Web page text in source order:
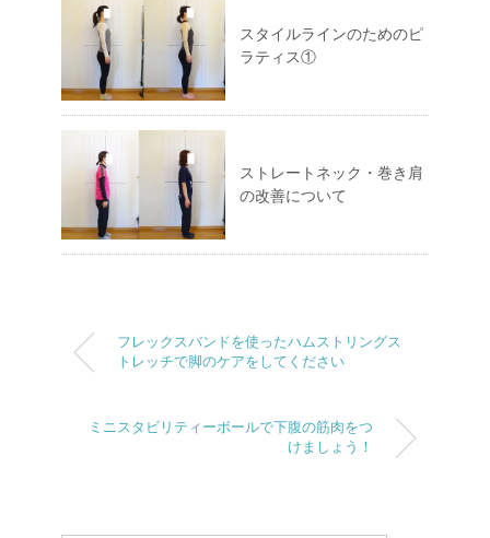
スタイルラインのためのピ
ラティス①
ストレートネック・巻き肩
の改善について
フレックスバンドを使ったハムストリングス
トレッチで脚のケアをしてください
ミニスタビリティーボールで下腹の筋肉をつ
けましょう！